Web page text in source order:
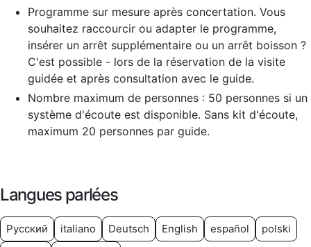
Programme sur mesure après concertation. Vous
souhaitez raccourcir ou adapter le programme,
insérer un arrêt supplémentaire ou un arrêt boisson ?
C'est possible - lors de la réservation de la visite
guidée et après consultation avec le guide.
Nombre maximum de personnes : 50 personnes si un
système d'écoute est disponible. Sans kit d'écoute,
maximum 20 personnes par guide.
Langues parlées
Русский italiano Deutsch English español
polski